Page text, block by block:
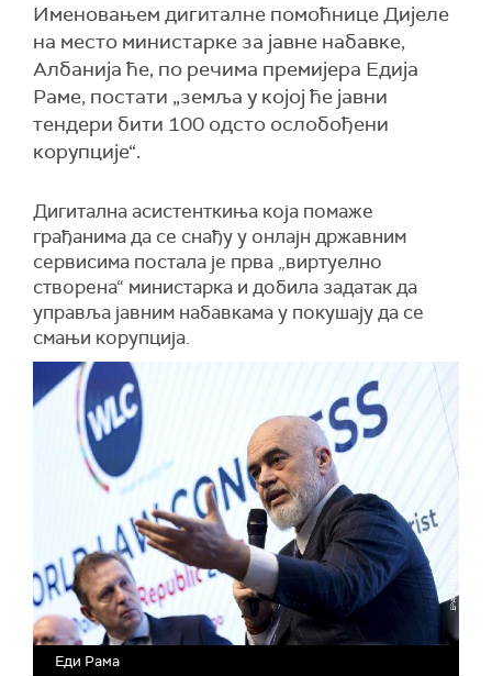
Именовањем дигиталне помоћнице Дијеле
на место министарке за јавне набавке,
Албанија ће, по речима премијера Едија
Раме, постати „земља у којој ће јавни
тендери бити 100 одсто ослобођени
корупције“.
Дигитална асистенткиња која помаже
грађанима да се снађу у онлајн државним
сервисима постала је прва „виртуелно
створена“ министарка и добила задатак да
управља јавним набавкама у покушају да се
смањи корупција.
Еди Рама